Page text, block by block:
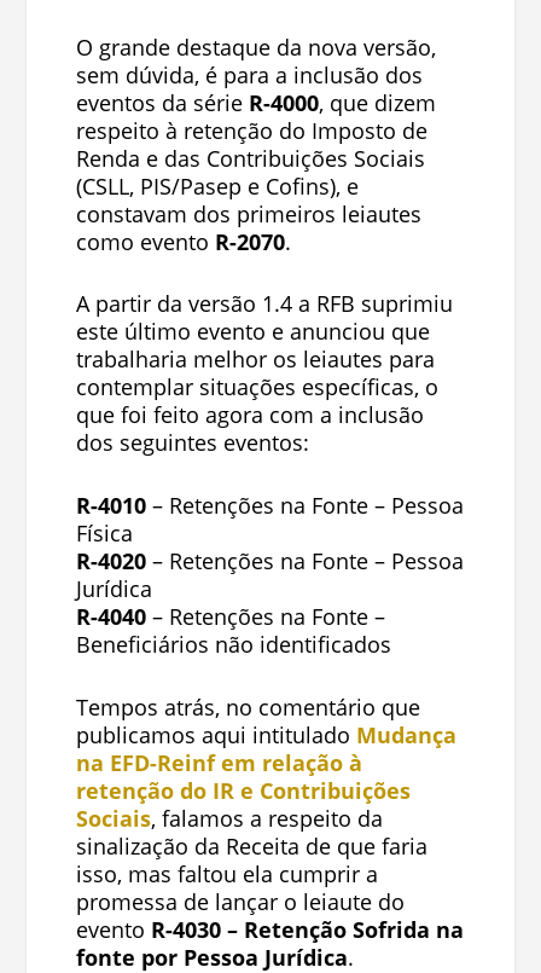
O grande destaque da nova versão,
sem dúvida, é para a inclusão dos
eventos da série R-4000, que dizem
respeito à retenção do Imposto de
Renda e das Contribuições Sociais
(CSLL, PIS/Pasep e Cofins), e
constavam dos primeiros leiautes
como evento R-2070.
A partir da versão 1.4 a RFB suprimiu
este último evento e anunciou que
trabalharia melhor os leiautes para
contemplar situações específicas, o
que foi feito agora com a inclusão
dos seguintes eventos:
R-4010– Retenções na Fonte – Pessoa
Física
R-4020– Retenções na Fonte – Pessoa
Jurídica
R-4040– Retenções na Fonte –
Beneficiários não identificados
Tempos atrás, no comentário que
publicamos aqui intitulado Mudança
na EFD-Reinf em relação à
retenção do IR e Contribuições
Sociais, falamos a respeito da
sinalização da Receita de que faria
isso, mas faltou ela cumprir a
promessa de lançar o leiaute do
evento R-4030 – Retenção Sofrida na
fonte por Pessoa Jurídica.